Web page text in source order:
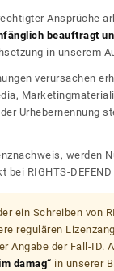
Ansprüche
beauftragt
in unserem
verursachen
Urhebernennung
werden
RIGHTS-
ein Schreiben von
regulären
Angabe der Fall-ID.
damag“ in unserer